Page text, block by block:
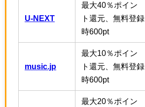
U-NEXT
最大40％ポイン
ト還元、無料登録
時600pt
music.jp
最大10％ポイン
ト還元、無料登録
時600pt
最大20％ポイン